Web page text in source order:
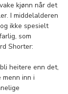
kjønn når det
I middelalderen
ikke spesielt
som
Shorter:
heitere enn det,
menn inn i